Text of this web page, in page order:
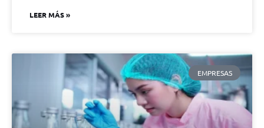
LEER MÁS »
EMPRESAS